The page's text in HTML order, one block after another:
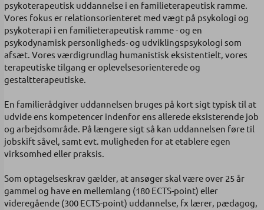
psykoterapeutisk uddannelse i en familieterapeutisk ramme.
Vores fokus er relationsorienteret med vægt på psykologi og
psykoterapi i en familieterapeutisk ramme - og en
psykodynamisk personligheds- og udviklingspsykologi som
afsæt. Vores værdigrundlag humanistisk eksistentielt, vores
terapeutiske tilgang er oplevelsesorienterede og
gestaltterapeutiske.
En familierådgiver uddannelsen bruges på kort sigt typisk til at
udvide ens kompetencer indenfor ens allerede eksisterende job
og arbejdsområde. På længere sigt så kan uddannelsen føre til
jobskift såvel, samt evt. muligheden for at etablere egen
virksomhed eller praksis.
Som optagelseskrav gælder, at ansøger skal være over 25 år
gammel og have en mellemlang (180 ECTS-point) eller
videregående (300 ECTS-point) uddannelse, fx lærer, pædagog,